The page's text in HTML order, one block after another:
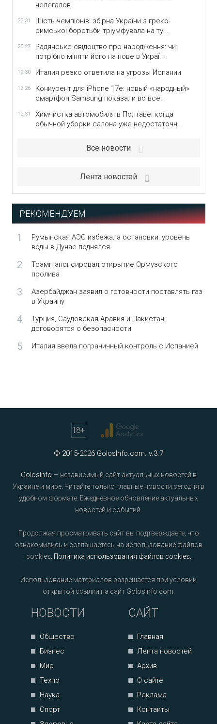
нелегалов
23:31
Шість чемпіонів: збірна України з греко-
римської боротьби тріумфувала на ту...
20:27
Радянське свідоцтво про народження: чи
потрібно міняти його на нове в Украї...
19:30 Италия резко ответила на угрозы Испании
13:26
Конкурент для iPhone 17e: новый «народный»
смартфон Samsung показали во все...
12:31
Химчистка автомобиля в Полтаве: когда
обычной уборки салона уже недостаточн...
Все новости
Лента новостей
РЕКОМЕНДУЕМ
1
Румынская АЭС избежала остановки: уровень
воды в Дунае поднялся
2
Трамп анонсировал открытие Ормузского
пролива
3
Азербайджан заявил о готовности поставлять газ
в Украину
4
Турция, Саудовская Аравия и Пакистан
договорятся о безопасности
5 Италия ввела пограничный контроль с Испанией
18+
© 2015-2026 GolosInfo.com. v.3.7
GolosInfo — независимый сайт актуальных новостей в
Украине и мире. Читайте только главные новости сегодня в
удобном формате. Ежедневное обновление актуальных
новостей и событий.
Продолжая просматривать сайт вы подтверждаете, что
ознакомились и соглашаетесь на использование файлов
cookies. Политика использования файлов cookies
Использование материалов разрешается при условии
открытой ссылки на сайт GolosInfo.com.
НОВОСТИ
Общество
Бизнес
Мир
Техно
Наука
Спорт
САЙТ
Главная
Лента новостей
Архив
О сайте
Реклама
Контакты